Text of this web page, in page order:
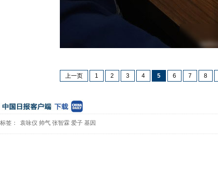
上一页 1 2 3 4 5 6 7 8
标签： 袁咏仪 帅气 张智霖 爱子 基因